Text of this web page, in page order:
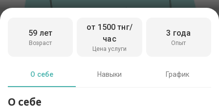
Возраст
59 лет
Цена услуги
от 1500 тнг/
час
Опыт
3 года
О себе Навыки График
О себе